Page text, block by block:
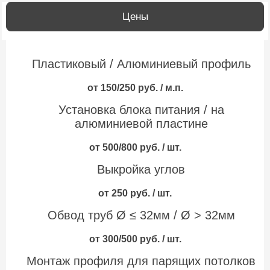
Цены
Пластиковый / Алюминиевый профиль
от 150/250 руб. / м.п.
Установка блока питания / на
алюминиевой пластине
от 500/800 руб. / шт.
Выкройка углов
от 250 руб. / шт.
Обвод труб Ø ≤ 32мм / Ø > 32мм
от 300/500 руб. / шт.
Монтаж профиля для парящих потолков